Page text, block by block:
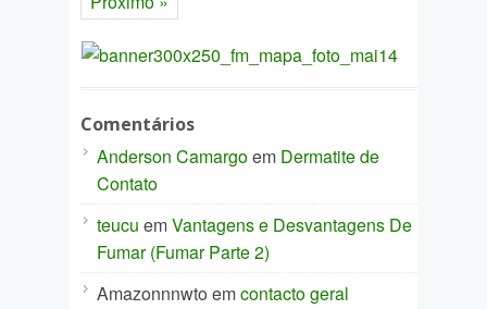
Comentários
Anderson Camargoem Dermatite de
Contato
teucu emVantagens e Desvantagens De
Fumar (Fumar Parte 2)
Amazonnnwto emcontacto geral